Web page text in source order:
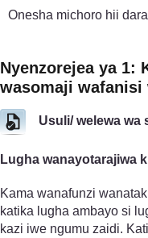
Onesha michoro hii
Nyenzo­rejea ya 1:
wasomaji wafanisi
Usuli/ welewa wa
Lugha wanayotarajiwa
Kama wanafunzi
katika lugha ambayo si
kazi iwe ngumu zaidi.